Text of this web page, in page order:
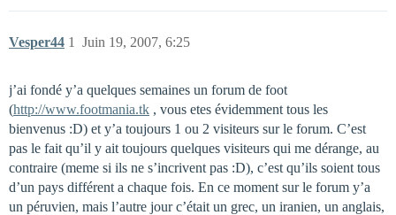
Vesper44 Juin 19, 2007, 6:25
1
j’ai fondé y’a quelques semaines un forum de foot
(http://www.footmania.tk , vous etes évidemment tous les
bienvenus :D) et y’a toujours 1 ou 2 visiteurs sur le forum. C’est
pas le fait qu’il y ait toujours quelques visiteurs qui me dérange, au
contraire (meme si ils ne s’incrivent pas :D), c’est qu’ils soient tous
d’un pays différent a chaque fois. En ce moment sur le forum y’a
un péruvien, mais l’autre jour c’était un grec, un iranien, un anglais,